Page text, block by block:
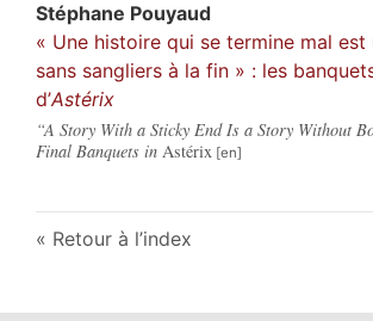
Stéphane Pouyaud
« Une histoire qui se termine mal est
sans sangliers à la fin » : les
d’Astérix
“A Story With a Sticky End Is a Story Without
Final Banquets in Astérix
Retour à l’index